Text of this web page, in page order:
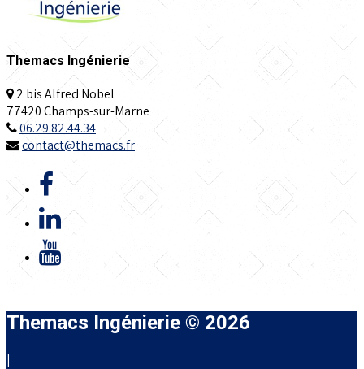
Themacs Ingénierie
2 bis Alfred Nobel
77420 Champs-sur-Marne
06.29.82.44.34
contact@themacs.fr
Themacs Ingénierie © 2026
|